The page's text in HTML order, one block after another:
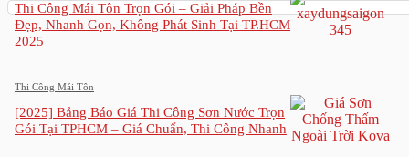
Thi Công Mái Tôn Trọn Gói – Giải Pháp Bền
Đẹp, Nhanh Gọn, Không Phát Sinh Tại TP.HCM
2025
Thi Công Mái Tôn
[2025] Bảng Báo Giá Thi Công Sơn Nước Trọn
Gói Tại TPHCM – Giá Chuẩn, Thi Công Nhanh